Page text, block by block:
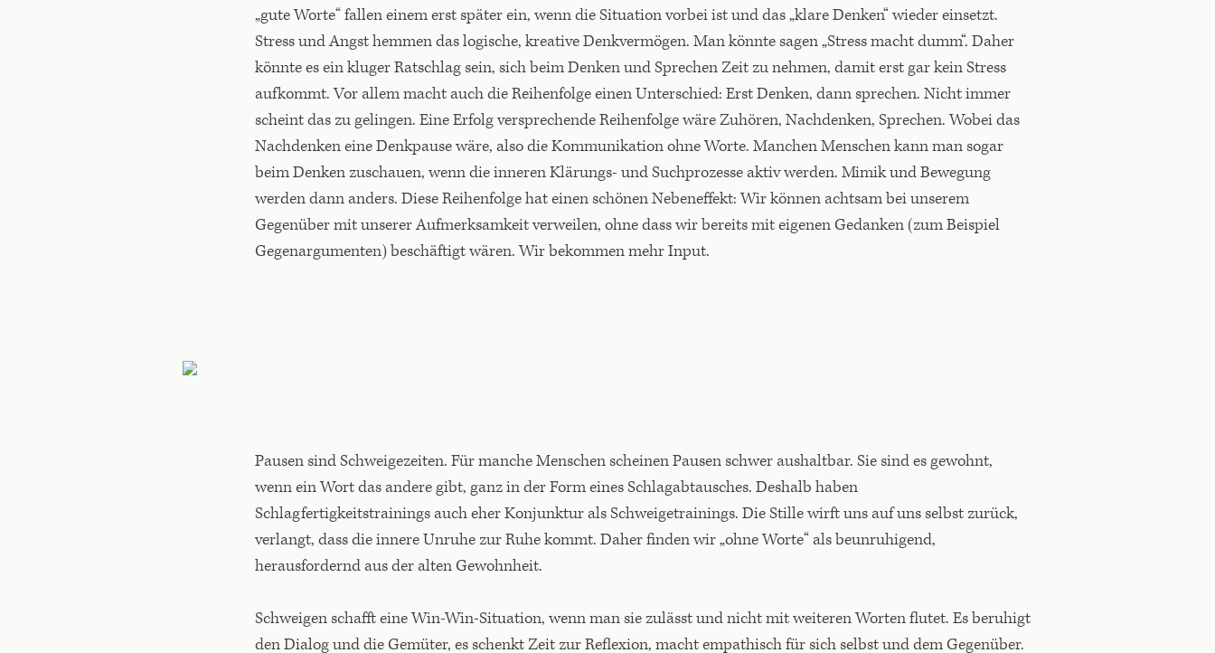
„gute Worte“ fallen einem erst später ein, wenn die Situation vorbei ist und das „klare Denken“ wieder einsetzt.
Stress und Angst hemmen das logische, kreative Denkvermögen. Man könnte sagen „Stress macht dumm“. Daher
könnte es ein kluger Ratschlag sein, sich beim Denken und Sprechen Zeit zu nehmen, damit erst gar kein Stress
aufkommt. Vor allem macht auch die Reihenfolge einen Unterschied: Erst Denken, dann sprechen. Nicht immer
scheint das zu gelingen. Eine Erfolg versprechende Reihenfolge wäre Zuhören, Nachdenken, Sprechen. Wobei das
Nachdenken eine Denkpause wäre, also die Kommunikation ohne Worte. Manchen Menschen kann man sogar
beim Denken zuschauen, wenn die inneren Klärungs- und Suchprozesse aktiv werden. Mimik und Bewegung
werden dann anders. Diese Reihenfolge hat einen schönen Nebeneffekt: Wir können achtsam bei unserem
Gegenüber mit unserer Aufmerksamkeit verweilen, ohne dass wir bereits mit eigenen Gedanken (zum Beispiel
Gegenargumenten) beschäftigt wären. Wir bekommen mehr Input.
Pausen sind Schweigezeiten. Für manche Menschen scheinen Pausen schwer aushaltbar. Sie sind es gewohnt,
wenn ein Wort das andere gibt, ganz in der Form eines Schlagabtausches. Deshalb haben
Schlagfertigkeitstrainings auch eher Konjunktur als Schweigetrainings. Die Stille wirft uns auf uns selbst zurück,
verlangt, dass die innere Unruhe zur Ruhe kommt. Daher finden wir „ohne Worte“ als beunruhigend,
herausfordernd aus der alten Gewohnheit.
Schweigen schafft eine Win-Win-Situation, wenn man sie zulässt und nicht mit weiteren Worten flutet. Es beruhigt
den Dialog und die Gemüter, es schenkt Zeit zur Reflexion, macht empathisch für sich selbst und dem Gegenüber.